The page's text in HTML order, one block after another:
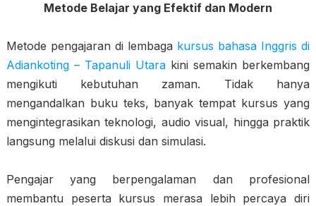
Metode Belajar yang Efektif dan Modern
Metode pengajaran di lembaga kursus bahasa Inggris di
Adiankoting – Tapanuli Utara kini semakin berkembang
mengikuti kebutuhan zaman. Tidak hanya
mengandalkan buku teks, banyak tempat kursus yang
mengintegrasikan teknologi, audio visual, hingga praktik
langsung melalui diskusi dan simulasi.
Pengajar yang berpengalaman dan profesional
membantu peserta kursus merasa lebih percaya diri